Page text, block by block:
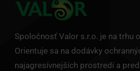
Spoločnosť Valor s.r.o. je na trhu
Orientuje sa na dodávky
najagresívnejších prostredí a